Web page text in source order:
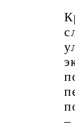
–